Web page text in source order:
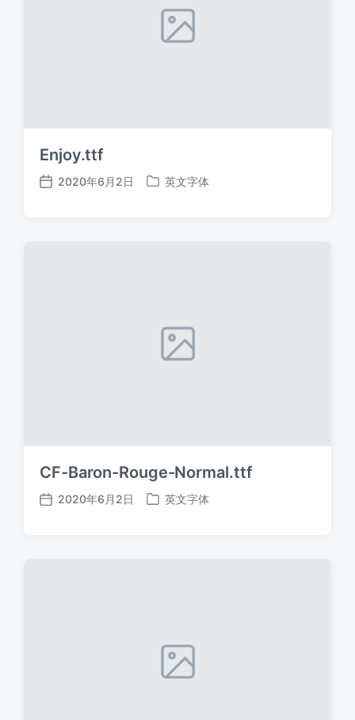
Enjoy.ttf
发
2020年6月2日
发
英文字体
CF-Baron-Rouge-Normal.ttf
发
2020年6月2日
发
英文字体